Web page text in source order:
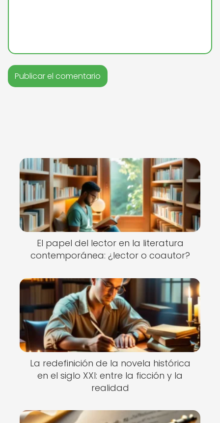
El papel del lector en la literatura
contemporánea: ¿lector o coautor?
La redefinición de la novela histórica
en el siglo XXI: entre la ficción y la
realidad